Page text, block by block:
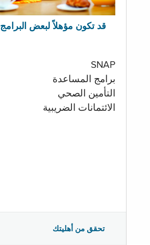
قد تكون مؤهلاً لبعض البرامج
SNAP
برامج المساعدة
التأمين الصحي
الائتمانات الضريبية
تحقق من أهليتك